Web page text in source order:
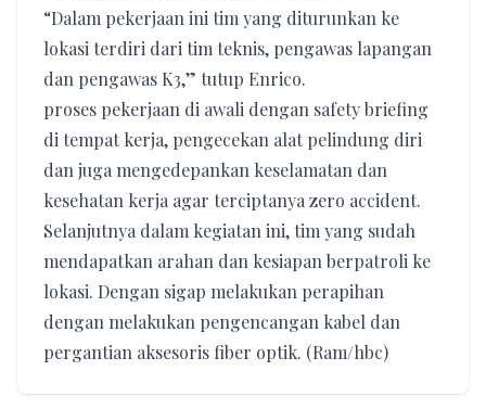
“Dalam pekerjaan ini tim yang diturunkan ke
lokasi terdiri dari tim teknis, pengawas lapangan
dan pengawas K3,” tutup Enrico.
proses pekerjaan di awali dengan safety briefing
di tempat kerja, pengecekan alat pelindung diri
dan juga mengedepankan keselamatan dan
kesehatan kerja agar terciptanya zero accident.
Selanjutnya dalam kegiatan ini, tim yang sudah
mendapatkan arahan dan kesiapan berpatroli ke
lokasi. Dengan sigap melakukan perapihan
dengan melakukan pengencangan kabel dan
pergantian aksesoris fiber optik. (Ram/hbc)